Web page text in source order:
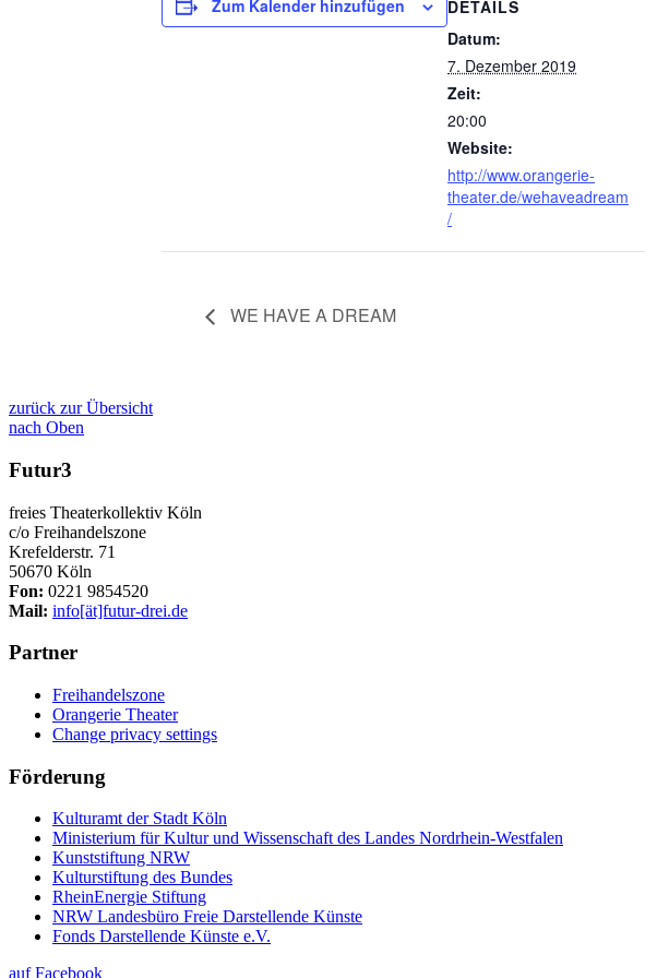
Zum Kalender hinzufügen
DETAILS
Datum:
7. Dezember 2019
Zeit:
20:00
Website:
http://www.orangerie-
theater.de/wehaveadream
/
WE HAVE A DREAM
zurück zur Übersicht
nach Oben
Futur3
freies Theaterkollektiv Köln
c/o Freihandelszone
Krefelderstr. 71
50670 Köln
Fon: 0221 9854520
Mail: info[ät]futur-drei.de
Partner
Freihandelszone
Orangerie Theater
Change privacy settings
Förderung
Kulturamt der Stadt Köln
Ministerium für Kultur und Wissenschaft des Landes Nordrhein-Westfalen
Kunststiftung NRW
Kulturstiftung des Bundes
RheinEnergie Stiftung
NRW Landesbüro Freie Darstellende Künste
Fonds Darstellende Künste e.V.
auf Facebook